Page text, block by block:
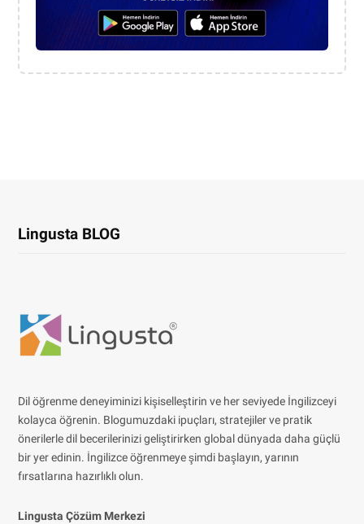
Lingusta BLOG
Dil öğrenme deneyiminizi kişiselleştirin ve her seviyede İngilizceyi
kolayca öğrenin. Blogumuzdaki ipuçları, stratejiler ve pratik
önerilerle dil becerilerinizi geliştirirken global dünyada daha güçlü
bir yer edinin. İngilizce öğrenmeye şimdi başlayın, yarının
fırsatlarına hazırlıklı olun.
Lingusta Çözüm Merkezi